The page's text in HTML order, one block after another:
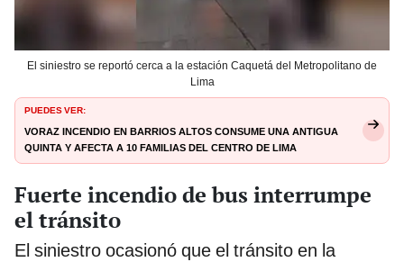
El siniestro se reportó cerca a la estación Caquetá del Metropolitano de
Lima
PUEDES VER:
Voraz incendio en Barrios Altos consume una antigua
quinta y afecta a 10 familias del Centro de Lima
Fuerte incendio de bus interrumpe
el tránsito
El siniestro ocasionó que el tránsito en la